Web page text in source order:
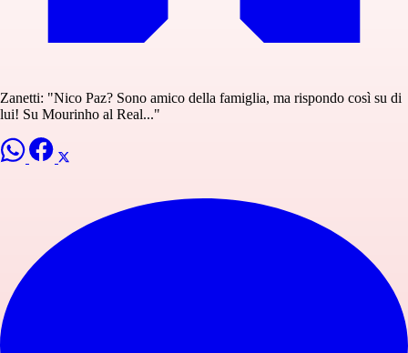
Zanetti: "Nico Paz? Sono amico della famiglia, ma rispondo così su di
lui! Su Mourinho al Real..."